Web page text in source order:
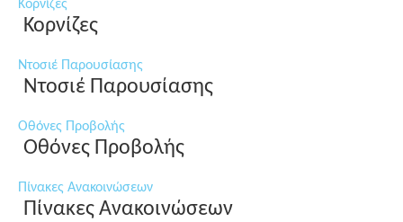
Κορνίζες
Κορνίζες
Ντοσιέ Παρουσίασης
Ντοσιέ Παρουσίασης
Οθόνες Προβολής
Οθόνες Προβολής
Πίνακες Ανακοινώσεων
Πίνακες Ανακοινώσεων